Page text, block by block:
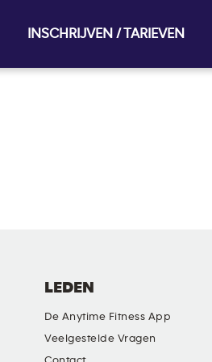
INSCHRIJVEN / TARIEVEN
LEDEN
De Anytime Fitness App
Veelgestelde Vragen